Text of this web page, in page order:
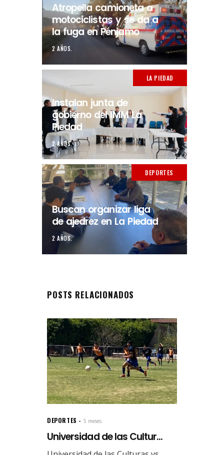
Atropella camioneta a
motociclistas y se da a
la fuga en Pénjamo
2 AÑOS.
LA PIEDAD
Instalan junta de
gobierno del IMM La
Piedad
2 AÑOS.
DEPORTES
Buscan organizar liga
de ajedrez en La Piedad
2 AÑOS.
POSTS RELACIONADOS
DEPORTES 5 meses.
Universidad de las Cultur...